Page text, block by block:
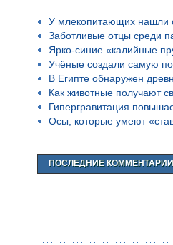
У млекопитающих нашли
Заботливые отцы среди
Ярко-синие «калийные
Учёные создали самую
В Египте обнаружен
Как животные получают
Гипергравитация
Осы, которые умеют
ПОСЛЕДНИЕ КОММЕНТАРИИ